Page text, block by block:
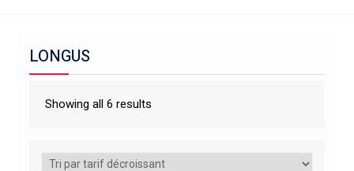
LONGUS
Showing all 6 results